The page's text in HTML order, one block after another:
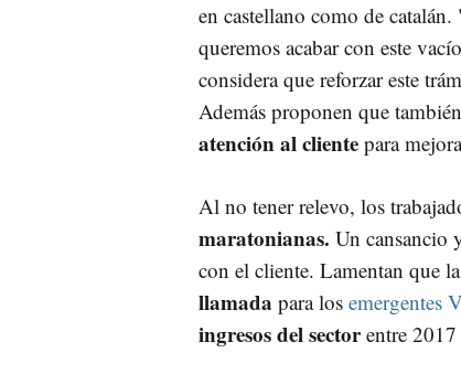
en castellano como de
queremos acabar con este
considera que reforzar este
Además proponen que
atención al cliente para
Al no tener relevo, los
maratonianas. Un cansancio
con el cliente. Lamentan que
llamada para los emergentes
ingresos del sectorentre